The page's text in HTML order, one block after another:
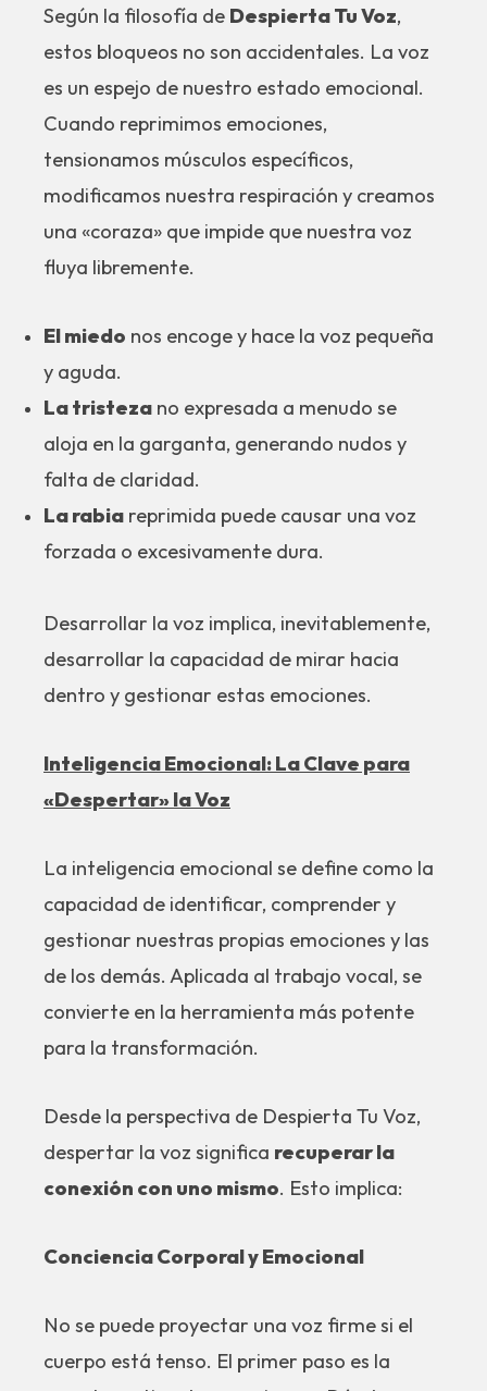
Según la filosofía de Despierta Tu Voz,
estos bloqueos no son accidentales. La voz
es un espejo de nuestro estado emocional.
Cuando reprimimos emociones,
tensionamos músculos específicos,
modificamos nuestra respiración y creamos
una «coraza» que impide que nuestra voz
fluya libremente.
El miedo nos encoge y hace la voz pequeña
y aguda.
La tristeza no expresada a menudo se
aloja en la garganta, generando nudos y
falta de claridad.
La rabia reprimida puede causar una voz
forzada o excesivamente dura.
Desarrollar la voz implica, inevitablemente,
desarrollar la capacidad de mirar hacia
dentro y gestionar estas emociones.
Inteligencia Emocional: La Clave para
«Despertar» la Voz
La inteligencia emocional se define como la
capacidad de identificar, comprender y
gestionar nuestras propias emociones y las
de los demás. Aplicada al trabajo vocal, se
convierte en la herramienta más potente
para la transformación.
Desde la perspectiva de Despierta Tu Voz,
despertar la voz significa recuperar la
conexión con uno mismo. Esto implica:
Conciencia Corporal y Emocional
No se puede proyectar una voz firme si el
cuerpo está tenso. El primer paso es la